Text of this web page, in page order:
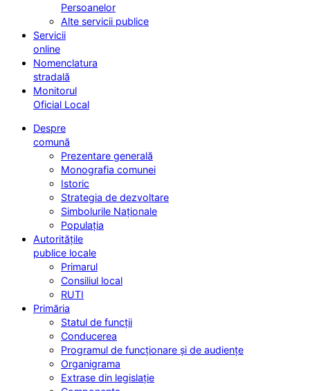
Persoanelor
Alte servicii publice
Servicii
online
Nomenclatura
stradală
Monitorul
Oficial Local
Despre
comună
Prezentare generală
Monografia comunei
Istoric
Strategia de dezvoltare
Simbolurile Naționale
Populația
Autoritățile
publice locale
Primarul
Consiliul local
RUTI
Primăria
Statul de funcții
Conducerea
Programul de funcționare și de audiențe
Organigrama
Extrase din legislație